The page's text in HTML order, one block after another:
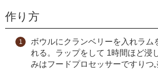
作り方
ボウルにクランベリーを入れラム
れる。ラップをして 1時間ほど浸
みはフードプロセッサーですりつ